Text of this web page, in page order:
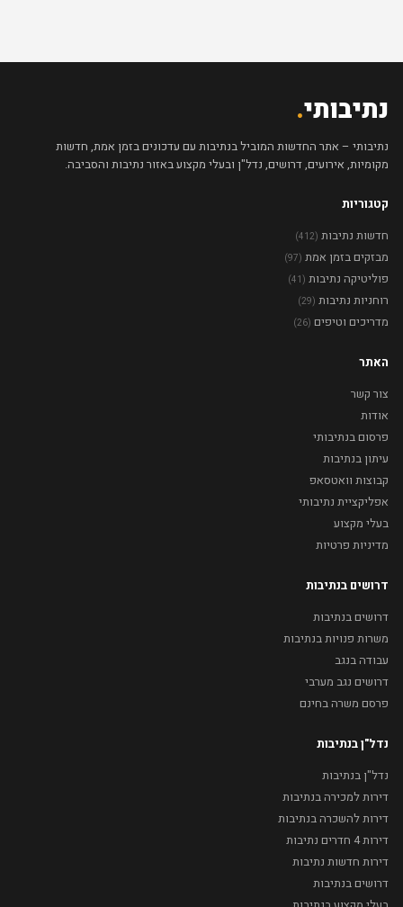
נתיבותי.
נתיבותי – אתר החדשות המוביל בנתיבות עם עדכונים בזמן אמת, חדשות
מקומיות, אירועים, דרושים, נדל"ן ובעלי מקצוע באזור נתיבות והסביבה.
קטגוריות
חדשות נתיבות (412)
מבזקים בזמן אמת (97)
פוליטיקה נתיבות (41)
רוחניות נתיבות (29)
מדריכים וטיפים (26)
האתר
צור קשר
אודות
פרסום בנתיבותי
עיתון בנתיבות
קבוצות וואטסאפ
אפליקציית נתיבותי
בעלי מקצוע
מדיניות פרטיות
דרושים בנתיבות
דרושים בנתיבות
משרות פנויות בנתיבות
עבודה בנגב
דרושים נגב מערבי
פרסם משרה בחינם
נדל"ן בנתיבות
נדל"ן בנתיבות
דירות למכירה בנתיבות
דירות להשכרה בנתיבות
דירות 4 חדרים נתיבות
דירות חדשות נתיבות
דרושים בנתיבות